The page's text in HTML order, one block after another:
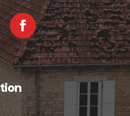
Facebook